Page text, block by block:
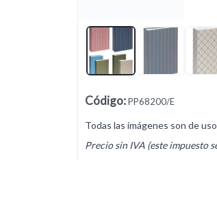
Código:PP68200/E
Todas las imágenes son de
Precio sin IVA (este impuesto